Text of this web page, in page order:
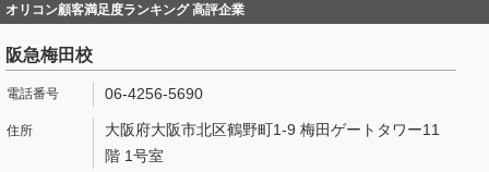
オリコン顧客満足度ランキング 高評企業
阪急梅田校
06-4256-5690
大阪府大阪市北区鶴野町1-9 梅田ゲートタワー11
階 1号室